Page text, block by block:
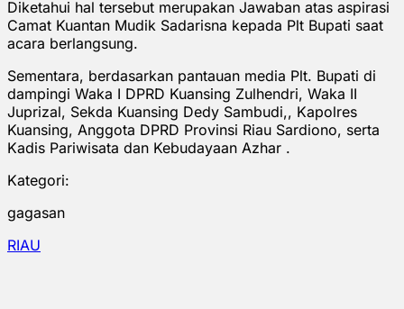
Diketahui hal tersebut merupakan Jawaban atas aspirasi
Camat Kuantan Mudik Sadarisna kepada Plt Bupati saat
acara berlangsung.
Sementara, berdasarkan pantauan media Plt. Bupati di
dampingi Waka I DPRD Kuansing Zulhendri, Waka II
Juprizal, Sekda Kuansing Dedy Sambudi,, Kapolres
Kuansing, Anggota DPRD Provinsi Riau Sardiono, serta
Kadis Pariwisata dan Kebudayaan Azhar .
Kategori:
gagasan
RIAU